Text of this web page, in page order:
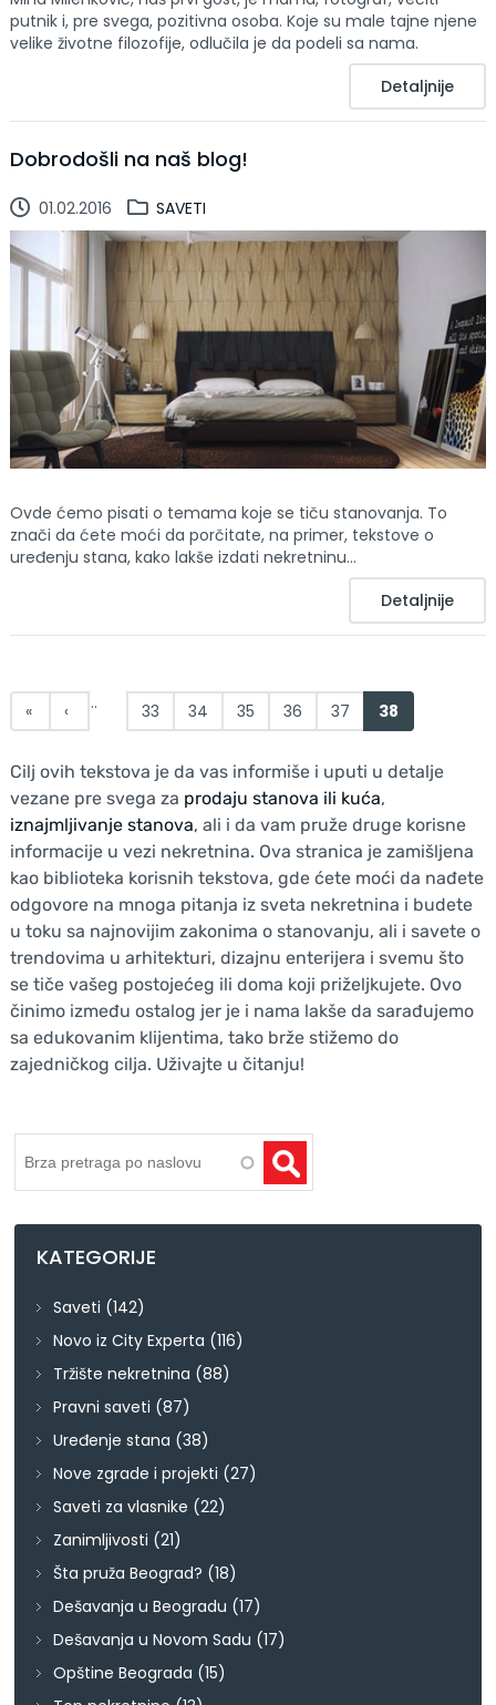
putnik i, pre svega, pozitivna osoba. Koje su male tajne njene
velike životne filozofije, odlučila je da podeli sa nama.
Detaljnije
Dobrodošli na naš blog!
01.02.2016 SAVETI
Ovde ćemo pisati o temama koje se tiču stanovanja. To
znači da ćete moći da porčitate, na primer, tekstove o
uređenju stana, kako lakše izdati nekretninu...
Detaljnije
«
‹ … 33 34 35 36 37 38
Cilj ovih tekstova je da vas informiše i uputi u detalje
vezane pre svega za prodaju stanova ili kuća,
iznajmljivanje stanova, ali i da vam pruže druge korisne
informacije u vezi nekretnina. Ova stranica je zamišljena
kao biblioteka korisnih tekstova, gde ćete moći da nađete
odgovore na mnoga pitanja iz sveta nekretnina i budete
u toku sa najnovijim zakonima o stanovanju, ali i savete o
trendovima u arhitekturi, dizajnu enterijera i svemu što
se tiče vašeg postojećeg ili doma koji priželjkujete. Ovo
činimo između ostalog jer je i nama lakše da sarađujemo
sa edukovanim klijentima, tako brže stižemo do
zajedničkog cilja. Uživajte u čitanju!
KATEGORIJE
Saveti (142)
Novo iz City Experta (116)
Tržište nekretnina (88)
Pravni saveti (87)
Uređenje stana (38)
Nove zgrade i projekti (27)
Saveti za vlasnike (22)
Zanimljivosti (21)
Šta pruža Beograd? (18)
Dešavanja u Beogradu (17)
Dešavanja u Novom Sadu (17)
Opštine Beograda (15)